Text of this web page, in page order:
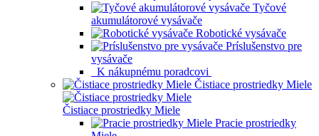
Tyčové
akumulátorové vysávače
Robotické vysávače
Príslušenstvo pre
vysávače
K nákupnému poradcovi
Čistiace prostriedky Miele
Čistiace prostriedky Miele
Pracie prostriedky